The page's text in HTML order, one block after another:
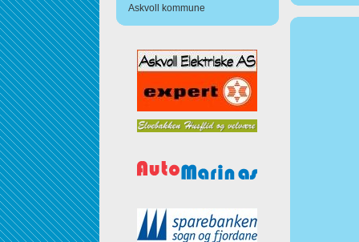
Askvoll kommune